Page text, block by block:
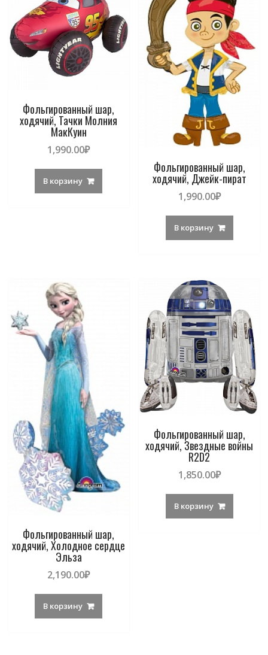
Фольгированный шар,
ходячий, Тачки Молния
МакКуин
1,990.00₽
В корзину
Фольгированный шар,
ходячий, Джейк-пират
1,990.00₽
В корзину
Фольгированный шар,
ходячий, Холодное сердце
Эльза
2,190.00₽
В корзину
Фольгированный шар,
ходячий, Звездные войны
R2D2
1,850.00₽
В корзину